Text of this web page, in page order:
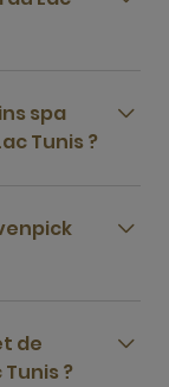
spa
Tunis ?
de
?